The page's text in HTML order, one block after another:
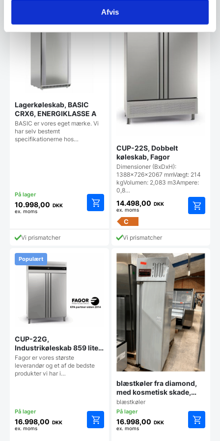
Afvis
Lagerkøleskab, BASIC
CRX6, ENERGIKLASSE A
BASIC er vores eget mærke. Vi
har selv bestemt
specifikationerne hos…
10.998,00 DKK
ex. moms
Vi prismatcher
CUP-22S, Dobbelt
køleskab, Fagor
Dimensioner (BxDxH):
1388x726x2067 mmVægt: 214
kgVolumen: 2,083 m3Ampere:
0,8…
14.498,00 DKK
ex. moms
C
Vi prismatcher
Populært
CUP-22G,
Industrikøleskab 859 liter
– Fagor
Fagor er vores største
leverandør og et af de bedste
produkter vi har i…
16.998,00 DKK
ex. moms
blæstkøler fra diamond,
med kosmetisk skade,
demomodel
blæstkøler
16.998,00 DKK
ex. moms